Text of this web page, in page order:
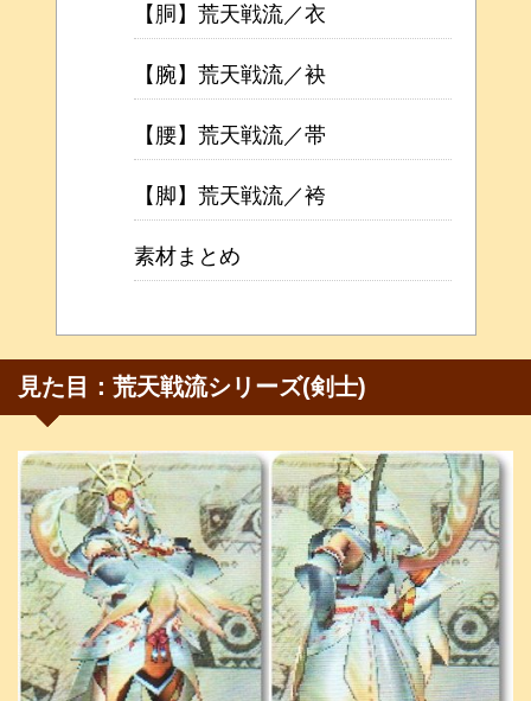
【胴】荒天戦流／衣
【腕】荒天戦流／袂
【腰】荒天戦流／帯
【脚】荒天戦流／袴
素材まとめ
見た目：荒天戦流シリーズ(剣士)